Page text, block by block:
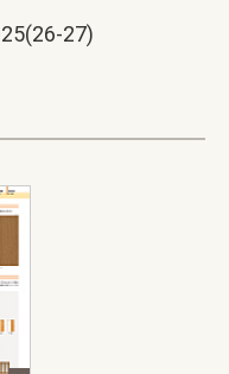
27)